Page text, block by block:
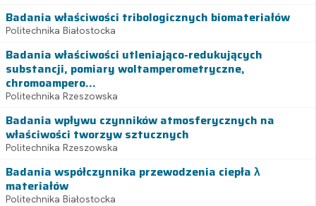
Badania właściwości tribologicznych biomateriałów
Politechnika Białostocka
Badania właściwości utleniająco-redukujących
substancji, pomiary woltamperometryczne,
chromoampero...
Politechnika Rzeszowska
Badania wpływu czynników atmosferycznych na
właściwości tworzyw sztucznych
Politechnika Rzeszowska
Badania współczynnika przewodzenia ciepła λ
materiałów
Politechnika Białostocka